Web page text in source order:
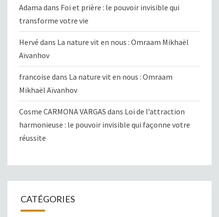
Adama dans Foi et prière : le pouvoir invisible qui
transforme votre vie
Hervé dans La nature vit en nous : Omraam Mikhaël
Aïvanhov
francoise dans La nature vit en nous : Omraam
Mikhaël Aïvanhov
Cosme CARMONA VARGAS dans Loi de l’attraction
harmonieuse : le pouvoir invisible qui façonne votre
réussite
CATÉGORIES